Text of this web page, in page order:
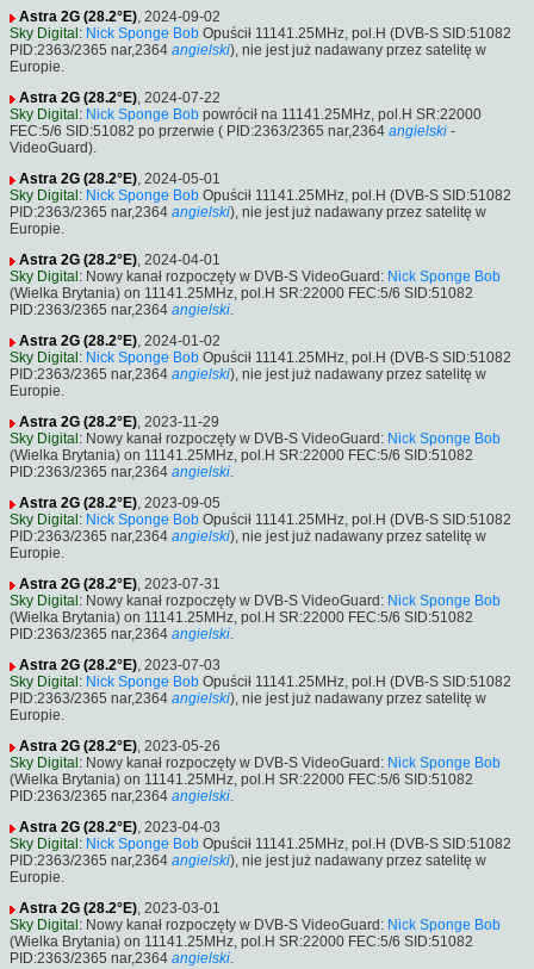
Astra 2G (28.2°E), 2024-09-02
Sky Digital : Nick Sponge Bob Opuścił 11141.25MHz, pol.H (DVB-S SID:51082
PID:2363/2365 nar,2364 angielski), nie jest już nadawany przez satelitę w
Europie.
Astra 2G (28.2°E), 2024-07-22
Sky Digital : Nick Sponge Bob powrócił na 11141.25MHz, pol.H SR:22000
FEC:5/6 SID:51082 po przerwie ( PID:2363/2365 nar,2364 angielski -
VideoGuard).
Astra 2G (28.2°E), 2024-05-01
Sky Digital : Nick Sponge Bob Opuścił 11141.25MHz, pol.H (DVB-S SID:51082
PID:2363/2365 nar,2364 angielski), nie jest już nadawany przez satelitę w
Europie.
Astra 2G (28.2°E), 2024-04-01
Sky Digital : Nowy kanał rozpoczęty w DVB-S VideoGuard: Nick Sponge Bob
(Wielka Brytania) on 11141.25MHz, pol.H SR:22000 FEC:5/6 SID:51082
PID:2363/2365 nar,2364 angielski.
Astra 2G (28.2°E), 2024-01-02
Sky Digital : Nick Sponge Bob Opuścił 11141.25MHz, pol.H (DVB-S SID:51082
PID:2363/2365 nar,2364 angielski), nie jest już nadawany przez satelitę w
Europie.
Astra 2G (28.2°E), 2023-11-29
Sky Digital : Nowy kanał rozpoczęty w DVB-S VideoGuard: Nick Sponge Bob
(Wielka Brytania) on 11141.25MHz, pol.H SR:22000 FEC:5/6 SID:51082
PID:2363/2365 nar,2364 angielski.
Astra 2G (28.2°E), 2023-09-05
Sky Digital : Nick Sponge Bob Opuścił 11141.25MHz, pol.H (DVB-S SID:51082
PID:2363/2365 nar,2364 angielski), nie jest już nadawany przez satelitę w
Europie.
Astra 2G (28.2°E), 2023-07-31
Sky Digital : Nowy kanał rozpoczęty w DVB-S VideoGuard: Nick Sponge Bob
(Wielka Brytania) on 11141.25MHz, pol.H SR:22000 FEC:5/6 SID:51082
PID:2363/2365 nar,2364 angielski.
Astra 2G (28.2°E), 2023-07-03
Sky Digital : Nick Sponge Bob Opuścił 11141.25MHz, pol.H (DVB-S SID:51082
PID:2363/2365 nar,2364 angielski), nie jest już nadawany przez satelitę w
Europie.
Astra 2G (28.2°E), 2023-05-26
Sky Digital : Nowy kanał rozpoczęty w DVB-S VideoGuard: Nick Sponge Bob
(Wielka Brytania) on 11141.25MHz, pol.H SR:22000 FEC:5/6 SID:51082
PID:2363/2365 nar,2364 angielski.
Astra 2G (28.2°E), 2023-04-03
Sky Digital : Nick Sponge Bob Opuścił 11141.25MHz, pol.H (DVB-S SID:51082
PID:2363/2365 nar,2364 angielski), nie jest już nadawany przez satelitę w
Europie.
Astra 2G (28.2°E), 2023-03-01
Sky Digital : Nowy kanał rozpoczęty w DVB-S VideoGuard: Nick Sponge Bob
(Wielka Brytania) on 11141.25MHz, pol.H SR:22000 FEC:5/6 SID:51082
PID:2363/2365 nar,2364 angielski.